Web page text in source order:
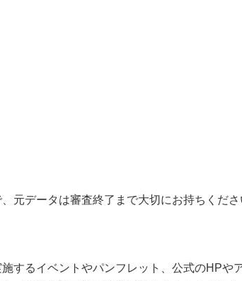
元データは審査終了まで大切にお持ちくだ
するイベントやパンフレット、公式のHPや